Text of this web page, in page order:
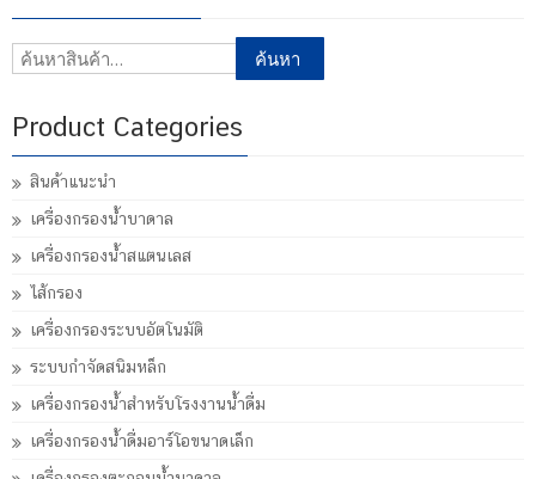
ค้นหา: ค้นหา
Product Categories
สินค้าแนะนำ
เครื่องกรองน้ำบาดาล
เครื่องกรองน้ำสแตนเลส
ไส้กรอง
เครื่องกรองระบบอัตโนมัติ
ระบบกำจัดสนิมหล็ก
เครื่องกรองน้ำสำหรับโรงงานน้ำดื่ม
เครื่องกรองน้ำดื่มอาร์โอขนาดเล็ก